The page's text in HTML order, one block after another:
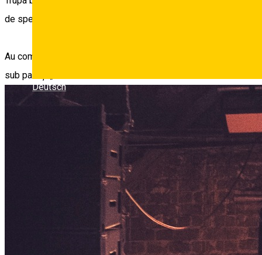
Deutsch
de spectatori, cât și neamplificat, pentru o mână de oameni, în
Au compus coloana sonoră pentru un serial original HBO
sub pat” și „Prea târziu”.